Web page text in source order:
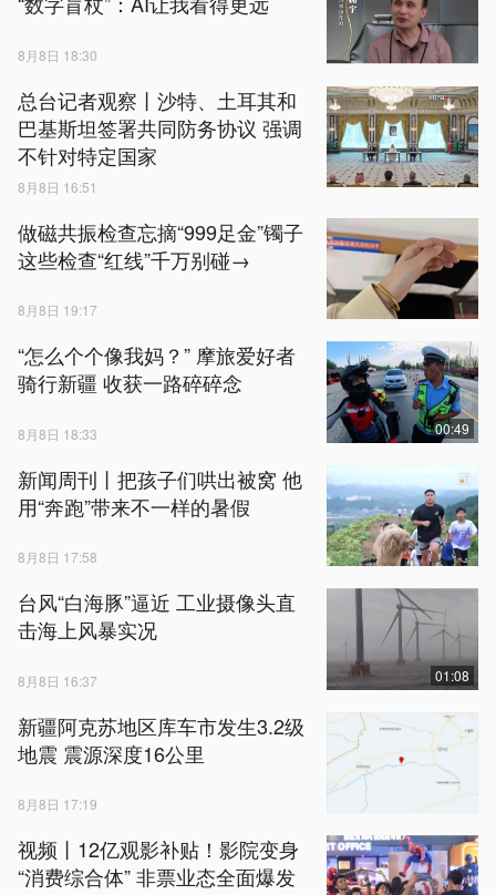
8月8日 18:30
总台记者观察丨沙特、土耳其和
巴基斯坦签署共同防务协议 强调
不针对特定国家
8月8日 16:51
做磁共振检查忘摘“999足金”镯子
这些检查“红线”千万别碰→
8月8日 19:17
“怎么个个像我妈？” 摩旅爱好者
骑行新疆 收获一路碎碎念
8月8日 18:33 00:49
新闻周刊丨把孩子们哄出被窝 他
用“奔跑”带来不一样的暑假
8月8日 17:58
台风“白海豚”逼近 工业摄像头直
击海上风暴实况
8月8日 16:37 01:08
新疆阿克苏地区库车市发生3.2级
地震 震源深度16公里
8月8日 17:19
视频丨12亿观影补贴！影院变身
“消费综合体” 非票业态全面爆发